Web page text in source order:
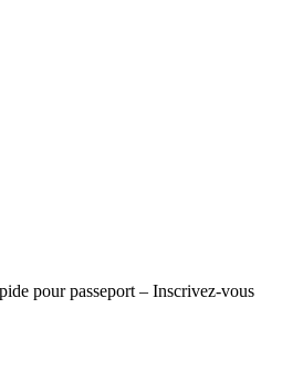
pour passeport – Inscrivez-vous